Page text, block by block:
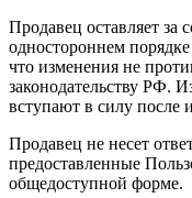
Продавец оставляет за
одностороннем
что изменения не
законодательству РФ.
вступают в силу после
Продавец не несет
предоставленные
общедоступной форме.